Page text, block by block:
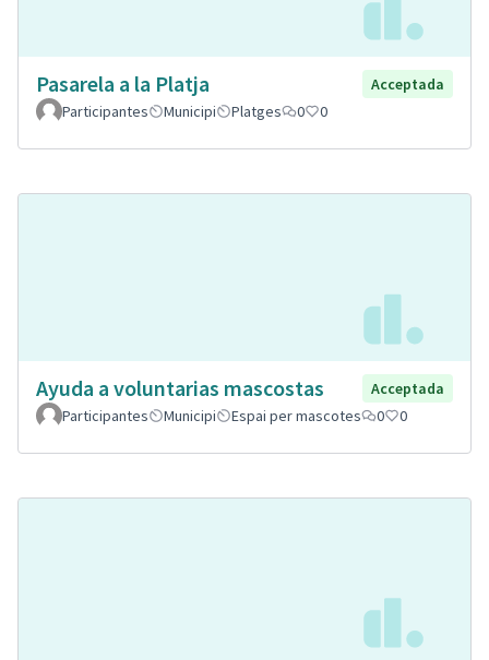
Pasarela a la Platja
Acceptada
Participantes
Municipi Platges 0 0
Ayuda a voluntarias mascostas
Acceptada
Participantes
Municipi Espai per mascotes 0 0